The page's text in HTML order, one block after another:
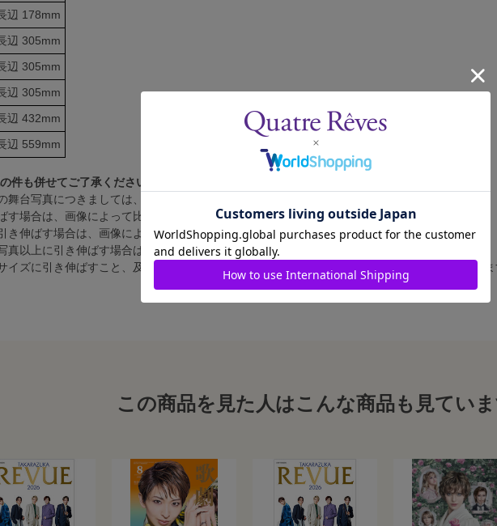
辺 178mm
辺 305mm
辺 305mm
辺 305mm
辺 432mm
辺 559mm
件も併せてご了承ください。
台写真につきましては、4辺に白フチが入ります。
場合は、画像によって比率の都合上、（1）～（3）の何れかのサイズになります。
伸ばす場合は、画像によって比率が異なりますが、上記のサイズに統一しております。
以上に引き伸ばす場合は、白フチ無しの写真となります。
ズに引き伸ばすこと、及び舞台写真をスチール写真のサイズに縮小することは、いたしかね
この商品を見た人はこんな商品も見てい